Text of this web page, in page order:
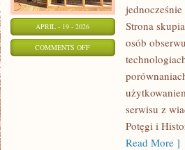
APRIL - 19 - 2026
COMMENTS OFFON
MOTORYZACJA
PRZYSZŁOŚCI
Strona
osób
serwisu z
Potęgi i
Read More ]